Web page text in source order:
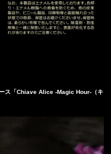
ス「Chiave Alice -Magic Hour-（キ